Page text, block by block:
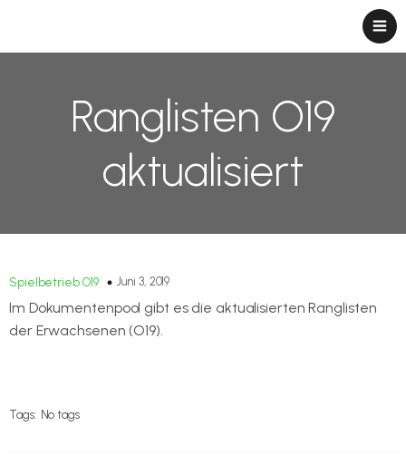
Ranglisten O19
aktualisiert
Spielbetrieb O19 Juni 3, 2019
Im Dokumentenpool gibt es die aktualisierten Ranglisten
der Erwachsenen (O19).
Tags: No tags